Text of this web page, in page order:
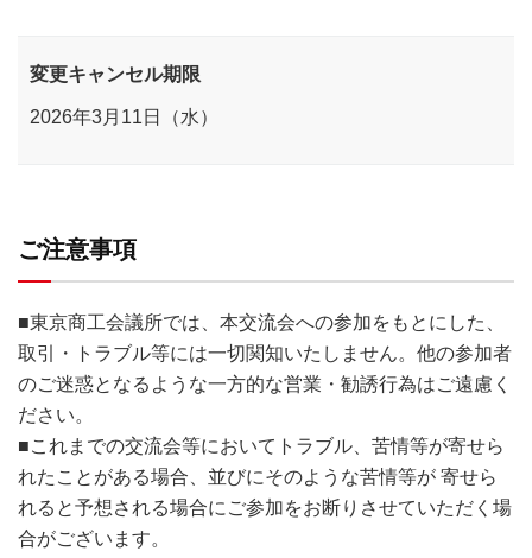
変更キャンセル期限
2026年3月11日（水）
ご注意事項
■東京商工会議所では、本交流会への参加をもとにした、
取引・トラブル等には一切関知いたしません。他の参加者
のご迷惑となるような一方的な営業・勧誘行為はご遠慮く
ださい。
■これまでの交流会等においてトラブル、苦情等が寄せら
れたことがある場合、並びにそのような苦情等が 寄せら
れると予想される場合にご参加をお断りさせていただく場
合がございます。